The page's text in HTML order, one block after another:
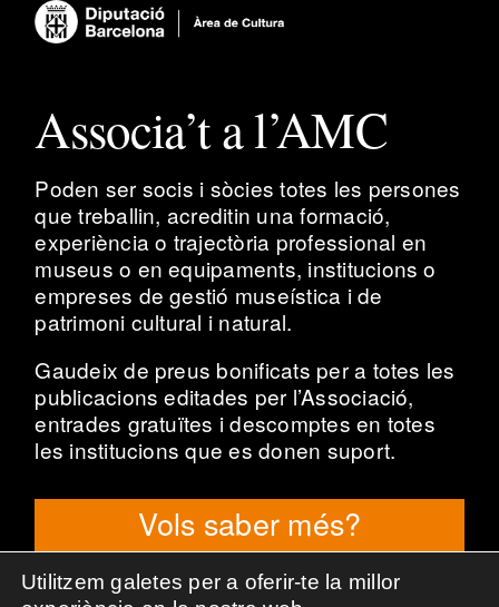
Associa’t a l’AMC
Poden ser socis i sòcies totes les persones
que treballin, acreditin una formació,
experiència o trajectòria professional en
museus o en equipaments, institucions o
empreses de gestió museística i de
patrimoni cultural i natural.
Gaudeix de preus bonificats per a totes les
publicacions editades per l’Associació,
entrades gratuïtes i descomptes en totes
les institucions que es donen suport.
Vols saber més?
Utilitzem galetes per a oferir-te la millor